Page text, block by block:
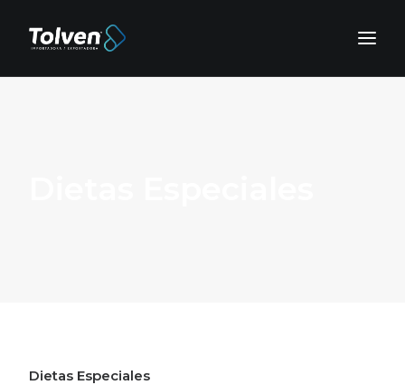
Dietas Especiales